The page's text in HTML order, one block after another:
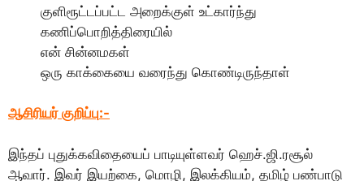
குளிரூட்டப்பட்ட அறைக்குள் உட்கார்ந்து
கணிப்பொறித்திரையில்
என் சின்னமகள்
ஒரு காக்கையை வரைந்து கொண்டிருந்தாள்
ஆசிரியர் குறிப்பு:-
இந்தப் புதுக்கவிதையைப் பாடியுள்ளவர் ஹெச்.ஜி.ரசூல்
ஆவார். இவர் இயற்கை, மொழி, இலக்கியம், தமிழ் பண்பாடு